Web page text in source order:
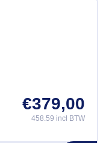
€379,00
458.59 incl BTW